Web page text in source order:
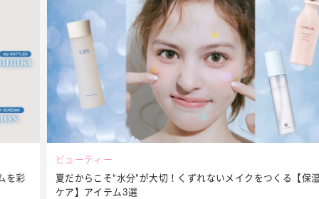
ビューティー
夏だからこそ“水分”が大切！くずれないメイクをつくる【保湿
ケア】アイテム3選